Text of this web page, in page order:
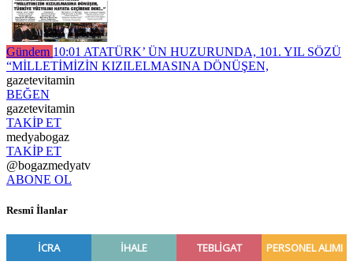
Gündem 10:01 ATATÜRK’ ÜN HUZURUNDA, 101. YIL SÖZÜ
“MİLLETİMİZİN KIZILELMASINA DÖNÜŞEN,
gazetevitamin
BEĞEN
gazetevitamin
TAKİP ET
medyabogaz
TAKİP ET
@bogazmedyatv
ABONE OL
Resmî İlanlar